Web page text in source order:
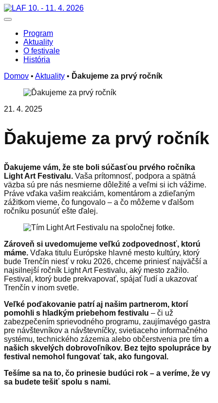
Skip
to
10. - 11. 4. 2026
Toggle navigation
Program
Aktuality
O festivale
História
Domov • Aktuality • Ďakujeme za prvý ročník
21. 4. 2025
Ďakujeme za prvý ročník
Ďakujeme vám, že ste boli súčasťou prvého ročníka
Light Art Festivalu. Vaša prítomnosť, podpora a spätná
väzba sú pre nás nesmierne dôležité a veľmi si ich vážime.
Práve vďaka vašim reakciám, komentárom a zdieľaným
zážitkom vieme, čo fungovalo – a čo môžeme v ďalšom
ročníku posunúť ešte ďalej.
Zároveň si uvedomujeme veľkú zodpovednosť, ktorú
máme. Vďaka titulu Európske hlavné mesto kultúry, ktorý
bude Trenčín niesť v roku 2026, chceme priniesť najväčší a
najsilnejší ročník Light Art Festivalu, aký mesto zažilo.
Festival, ktorý bude prekvapovať, spájať ľudí a ukazovať
Trenčín v inom svetle.
Veľké poďakovanie patrí aj našim partnerom, ktorí
pomohli s hladkým priebehom festivalu – či už
zabezpečením sprievodného programu, zaujímavégo gastra
pre návštevníkov a návštevníčky, svietiaceho informačného
systému, technického zázemia alebo občerstvenia pre tím a
našich skvelých dobrovoľníkov. Bez tejto spolupráce by
festival nemohol fungovať tak, ako fungoval.
Tešíme sa na to, čo prinesie budúci rok – a veríme, že vy
sa budete tešiť spolu s nami.